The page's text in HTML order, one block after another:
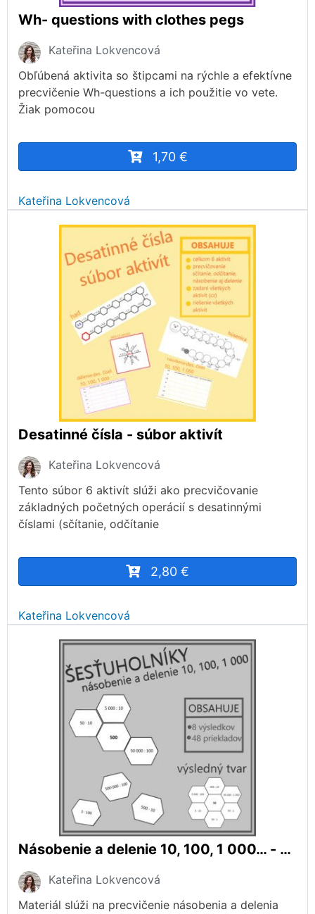
Wh- questions with clothes pegs
Kateřina Lokvencová
Obľúbená aktivita so štipcami na rýchle a efektívne
precvičenie Wh-questions a ich použitie vo vete.
Žiak pomocou
1,70 €
Kateřina Lokvencová
Desatinné čísla - súbor aktivít
Kateřina Lokvencová
Tento súbor 6 aktivít slúži ako precvičovanie
základných početných operácií s desatinnými
číslami (sčítanie, odčítanie
2,80 €
Kateřina Lokvencová
Násobenie a delenie 10, 100, 1 000… - šesťuholníky
Kateřina Lokvencová
Materiál slúži na precvičenie násobenia a delenia